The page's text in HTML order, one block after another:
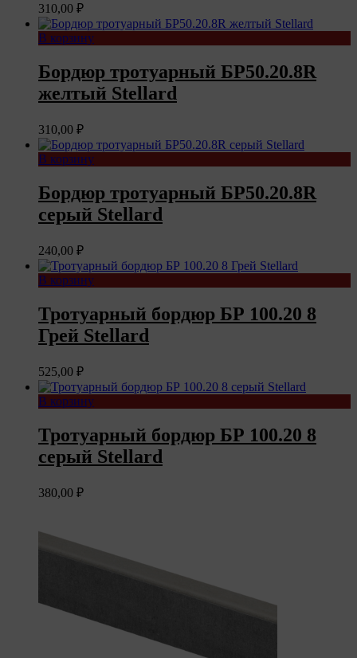
310,00 ₽
В корзину
Бордюр тротуарный БР50.20.8R
желтый Stellard
310,00 ₽
В корзину
Бордюр тротуарный БР50.20.8R
серый Stellard
240,00 ₽
В корзину
Тротуарный бордюр БР 100.20 8
Грей Stellard
525,00 ₽
В корзину
Тротуарный бордюр БР 100.20 8
серый Stellard
380,00 ₽